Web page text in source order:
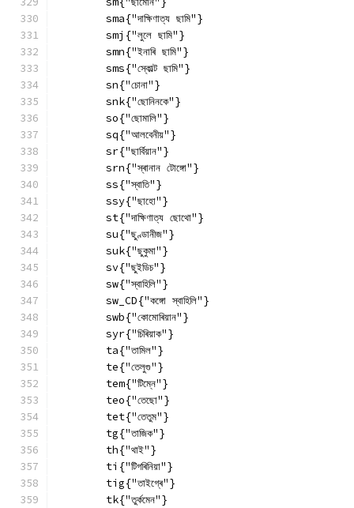
        sma{"দাক্ষিণাত্য ছামি"}
        smj{"লুলে ছামি"}
        smn{"ইনাৰি ছামি"}
        sms{"স্কোল্ট ছামি"}
        sn{"চোনা"}
        snk{"ছোনিনকে"}
        so{"ছোমালি"}
        sq{"আলবেনীয়"}
        sr{"ছাৰ্বিয়ান"}
        srn{"স্ৰানান টোঙ্গো"}
        ss{"স্বাতি"}
        ssy{"ছাহো"}
        st{"দাক্ষিণাত্য ছোথো"}
        su{"ছুণ্ডানীজ"}
        suk{"ছুকুমা"}
        sv{"ছুইডিচ"}
        sw{"স্বাহিলি"}
        sw_CD{"কঙ্গো স্বাহিলি"}
        swb{"কোমোৰিয়ান"}
        syr{"চিৰিয়াক"}
        ta{"তামিল"}
        te{"তেলুগু"}
        tem{"টিম্নে"}
        teo{"তেছো"}
        tet{"তেতুম"}
        tg{"তাজিক"}
        th{"থাই"}
        ti{"টিগৰিনিয়া"}
        tig{"তাইগ্ৰে"}
        tk{"তুৰ্কমেন"}